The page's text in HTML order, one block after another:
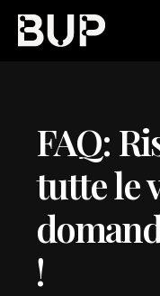
FAQ:
tutte le
!